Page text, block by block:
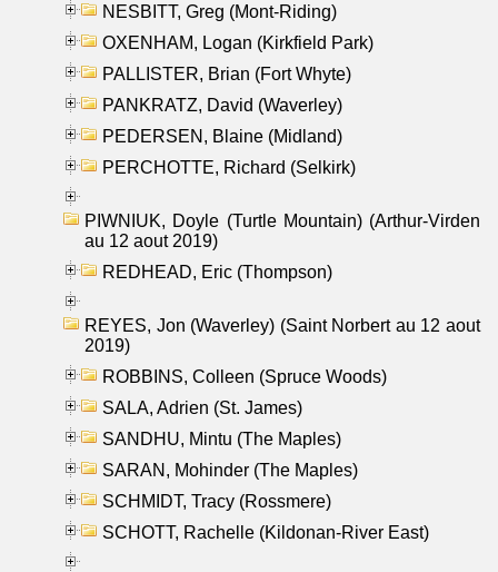
NESBITT, Greg (Mont-Riding)
OXENHAM, Logan (Kirkfield Park)
PALLISTER, Brian (Fort Whyte)
PANKRATZ, David (Waverley)
PEDERSEN, Blaine (Midland)
PERCHOTTE, Richard (Selkirk)
PIWNIUK, Doyle (Turtle Mountain) (Arthur-Virden
au 12 aout 2019)
REDHEAD, Eric (Thompson)
REYES, Jon (Waverley) (Saint Norbert au 12 aout
2019)
ROBBINS, Colleen (Spruce Woods)
SALA, Adrien (St. James)
SANDHU, Mintu (The Maples)
SARAN, Mohinder (The Maples)
SCHMIDT, Tracy (Rossmere)
SCHOTT, Rachelle (Kildonan-River East)